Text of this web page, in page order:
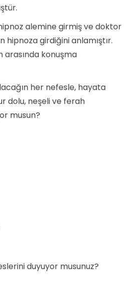
alemine girmiş ve doktor
hipnoza girdiğini anlamıştır.
arasında konuşma
her nefesle, hayata
dolu, neşeli ve ferah
musun?
duyuyor musunuz?